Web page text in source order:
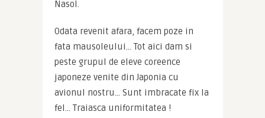
Nasol.
Odata revenit afara, facem poze in
fata mausoleului… Tot aici dam si
peste grupul de eleve coreence
japoneze venite din Japonia cu
avionul nostru… Sunt imbracate fix la
fel… Traiasca uniformitatea !